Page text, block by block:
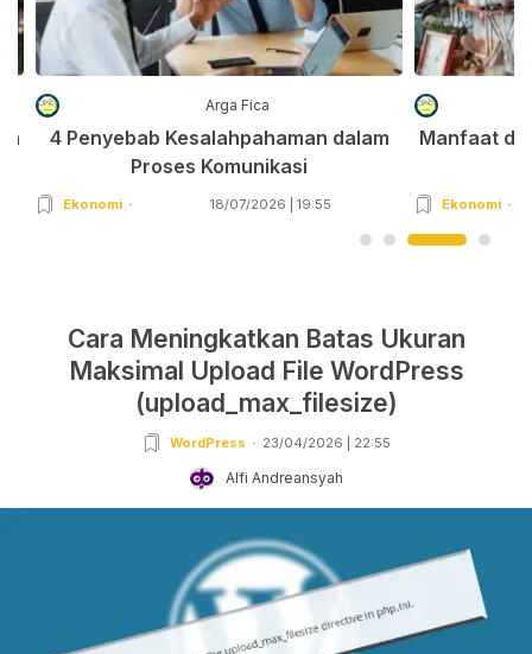
Arga Fica
4 Penyebab Kesalahpahaman dalam
Proses Komunikasi
Ekonomi 18/07/2026 | 19:55
Manfaat
Ekonomi
Cara Meningkatkan Batas Ukuran
Maksimal Upload File WordPress
(upload_max_filesize)
WordPress 23/04/2026 | 22:55
Alfi Andreansyah